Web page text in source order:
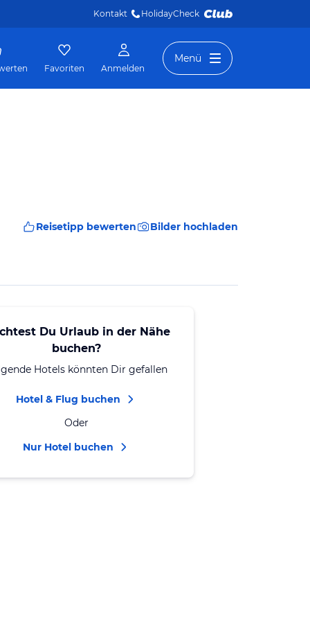
Kontakt HolidayCheck
Favoriten Anmelden
Menü
Reisetipp bewerten Bilder hochladen
Du Urlaub in der Nähe
buchen?
Hotels könnten Dir gefallen
Hotel & Flug buchen
Oder
Nur Hotel buchen